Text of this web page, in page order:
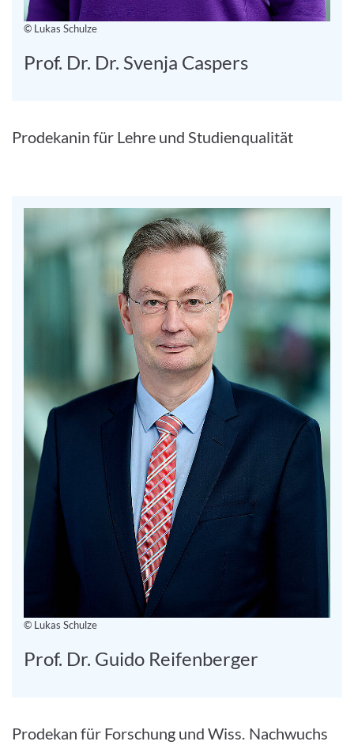
© Lukas Schulze
Prof. Dr. Dr. Svenja Caspers
Prodekanin für Lehre und Studienqualität
© Lukas Schulze
Prof. Dr. Guido Reifenberger
Prodekan für Forschung und Wiss. Nachwuchs